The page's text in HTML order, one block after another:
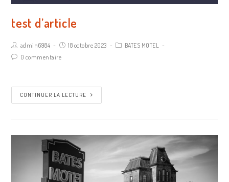
test d’article
admin6984 18 octobre 2023
BATES MOTEL
0 commentaire
CONTINUER LA LECTURE